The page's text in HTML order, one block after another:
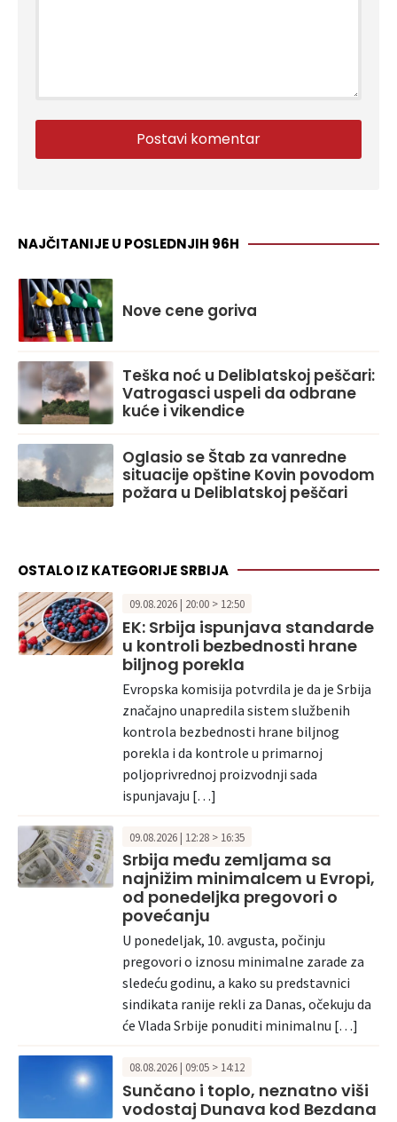
NAJČITANIJE U POSLEDNJIH 96H
Nove cene goriva
Teška noć u Deliblatskoj peščari:
Vatrogasci uspeli da odbrane
kuće i vikendice
Oglasio se Štab za vanredne
situacije opštine Kovin povodom
požara u Deliblatskoj peščari
OSTALO IZ KATEGORIJE SRBIJA
09.08.2026 | 20:00 > 12:50
EK: Srbija ispunjava standarde
u kontroli bezbednosti hrane
biljnog porekla
Evropska komisija potvrdila je da je Srbija
značajno unapredila sistem službenih
kontrola bezbednosti hrane biljnog
porekla i da kontrole u primarnoj
poljoprivrednoj proizvodnji sada
ispunjavaju […]
09.08.2026 | 12:28 > 16:35
Srbija među zemljama sa
najnižim minimalcem u Evropi,
od ponedeljka pregovori o
povećanju
U ponedeljak, 10. avgusta, počinju
pregovori o iznosu minimalne zarade za
sledeću godinu, a kako su predstavnici
sindikata ranije rekli za Danas, očekuju da
će Vlada Srbije ponuditi minimalnu […]
08.08.2026 | 09:05 > 14:12
Sunčano i toplo, neznatno viši
vodostaj Dunava kod Bezdana